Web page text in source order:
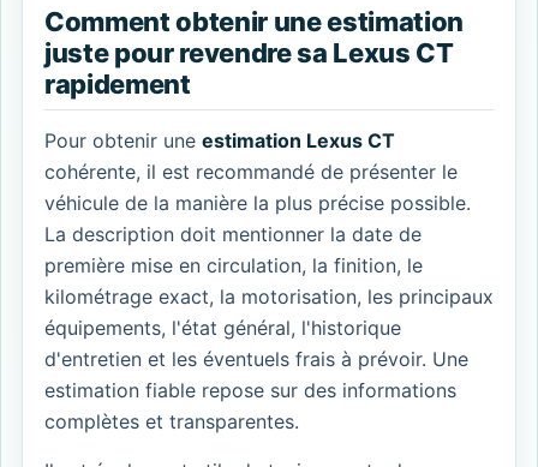
Comment obtenir une estimation
juste pour revendre sa Lexus CT
rapidement
Pour obtenir une estimation Lexus CT
cohérente, il est recommandé de présenter le
véhicule de la manière la plus précise possible.
La description doit mentionner la date de
première mise en circulation, la finition, le
kilométrage exact, la motorisation, les principaux
équipements, l'état général, l'historique
d'entretien et les éventuels frais à prévoir. Une
estimation fiable repose sur des informations
complètes et transparentes.